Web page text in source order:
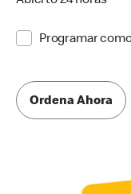
Programar
Ordena Ahora